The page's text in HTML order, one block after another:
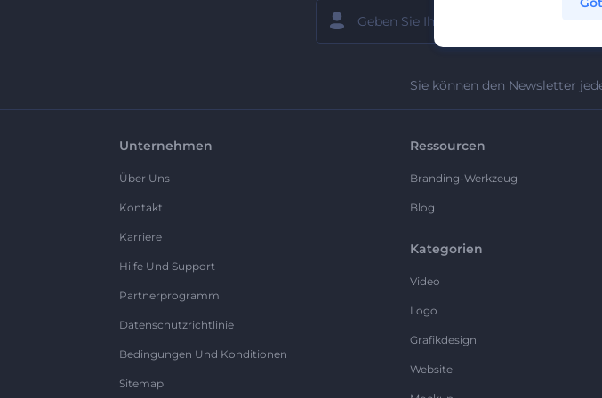
Sie können den Newsletter
Unternehmen
Über Uns
Kontakt
Karriere
Hilfe Und Support
Partnerprogramm
Datenschutzrichtlinie
Bedingungen Und Konditionen
Sitemap
Ressourcen
Branding-Werkzeug
Blog
Kategorien
Video
Logo
Grafikdesign
Website